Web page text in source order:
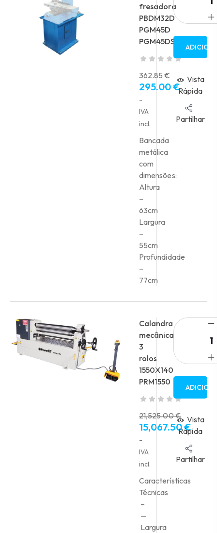
fresadora
PBDM32D
PGM45D
PGM45DS
362.85€
O
preço
original
era:
295.00€
O
preço
atual
295.00 €.
-
IVA
incl.
Bancada
metálica
com
dimensões:
Altura
–
63cm
Largura
–
55cm
Profundidade
–
77cm
Vista
Rápida
Partilhar
Calandra
mecânica
3
rolos
1550X140
PRM1550
21,525.00€
O
preço
original
era:
15,067.50€
O
preço
atual
15,067.50 €.
-
IVA
incl.
Características
Técnicas
–
—
Largura
Vista
Rápida
Partilhar